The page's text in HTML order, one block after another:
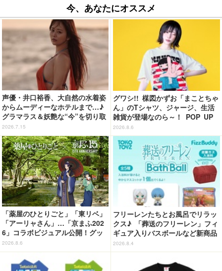
今、あなたにオススメ
声優・井口裕香、大自然の水着姿
からムーディーなホテルまで…♪
グラマラス＆妖艶な“今”を切り取
り！3冊目写真集が発売中
2026.7.15
グワシ!! 楳図かずお「まことちゃ
ん」のTシャツ、ジャージ、生活
雑貨が登場なのら～！ POP UP
STORE in 墓場の画廊開催【8月
20日～】
2026.8.6
「薬屋のひとりごと」「東リベ」
「アーリャさん」…「京まふ202
6」コラボビジュアル公開！グッ
ズなどの最新情報も
2026.8.6
フリーレンたちとお風呂でリラッ
クス♪ 「葬送のフリーレン」フィ
ギュア入りバスボールなど新商品
が登場！ ミミックに食べられた
フリーレンも
2026.8.4